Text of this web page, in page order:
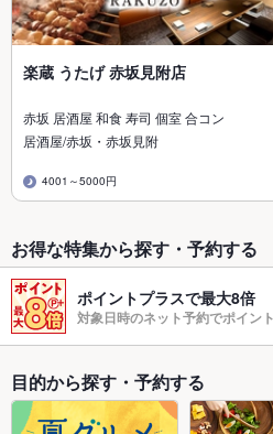
楽蔵 うたげ 赤坂見附店
赤坂 居酒屋 和食 寿司 個室 合コン
居酒屋/赤坂・赤坂見附
4001～5000円
お得な特集から探す・予約する
ポイントプラスで最大8倍
対象日時のネット予約でポイン
目的から探す・予約する